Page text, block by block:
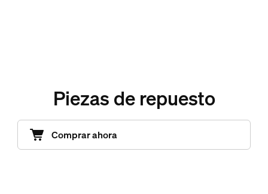
Piezas de repuesto
Comprar ahora